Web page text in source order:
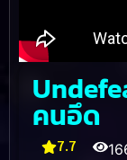
คนอึด
7.7